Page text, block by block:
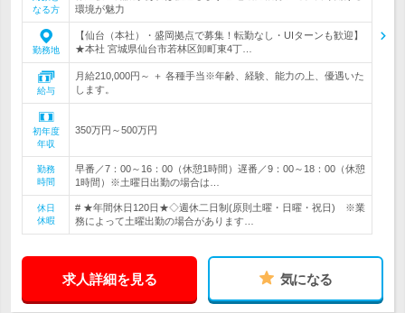
なる方
環境が魅力
勤務地
【仙台（本社）・盛岡拠点で募集！転勤なし・UIターンも歓迎】
★本社 宮城県仙台市若林区卸町東4丁…
給与
月給210,000円～ ＋ 各種手当※年齢、経験、能力の上、優遇いた
します。
初年度
年収
350万円～500万円
勤務
時間
早番／7：00～16：00（休憩1時間）遅番／9：00～18：00（休憩
1時間）※土曜日出勤の場合は…
休日
休暇
# ★年間休日120日★◇週休二日制(原則土曜・日曜・祝日) ※業
務によって土曜出勤の場合があります…
求人詳細を見る 気になる